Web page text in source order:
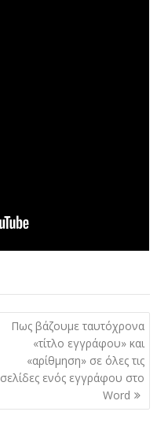
Πως βάζουμε ταυτόχρονα
«τίτλο εγγράφου» και
«αρίθμηση» σε όλες τις
σελίδες ενός εγγράφου στο
Word